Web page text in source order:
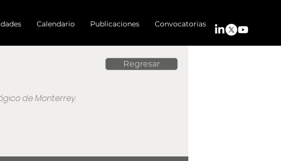
Calendario Publicaciones Convocatorias
Regresar
de Monterrey.